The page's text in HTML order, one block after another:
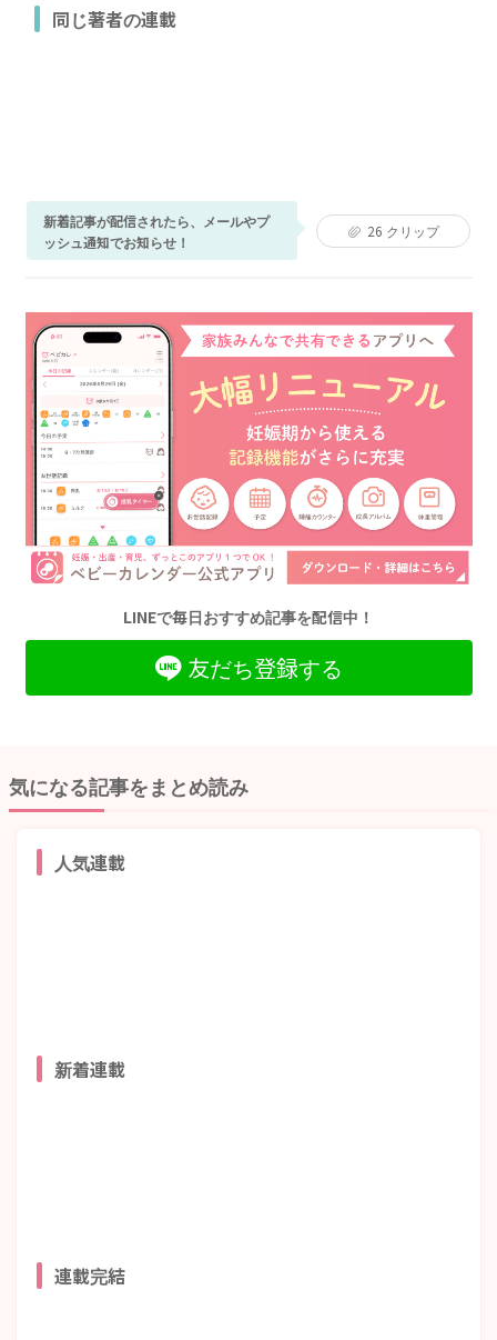
同じ著者の連載
新着記事が配信されたら、メールやプ
ッシュ通知でお知らせ！
26 クリップ
LINEで毎日おすすめ記事を配信中！
友だち登録する
気になる記事をまとめ読み
人気連載
新着連載
連載完結